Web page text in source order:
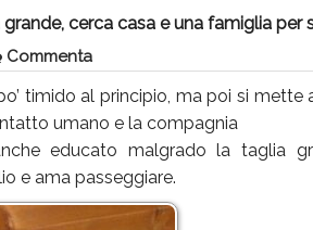
cerca casa e una famiglia per
Commenta
timido al principio, ma poi si mette
umano e la compagnia
educato malgrado la taglia
e ama passeggiare.